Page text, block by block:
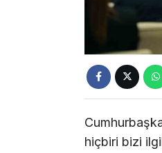
hiçbiri bizi